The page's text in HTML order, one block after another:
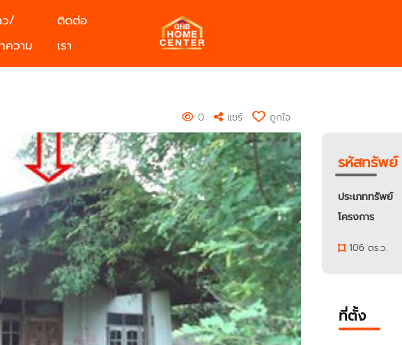
ว/
ความ
ติดต่อ
เรา
0 แชร์ ถูกใจ
รหัสทรัพย์
ประเภททรัพย์
โครงการ
106 ตร.ว.
ที่ตั้ง